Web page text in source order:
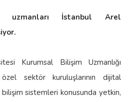
uzmanları İstanbul Arel
Kurumsal Bilişim Uzmanlığı
sektör kuruluşlarının dijital
bilişim sistemleri konusunda yetkin,